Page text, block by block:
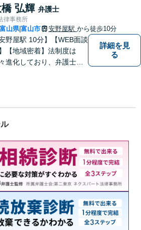
がないか考えてみません
【複数弁護士在籍】
弘輝 弁護士
律事務所
富山県|富山市 安野屋駅 から徒歩10分
安野屋駅 10分】【WEB面談
【地域密着】法制度は
進化しており、弁護士に
にしっかり耳を傾ける姿
詳細を見
る